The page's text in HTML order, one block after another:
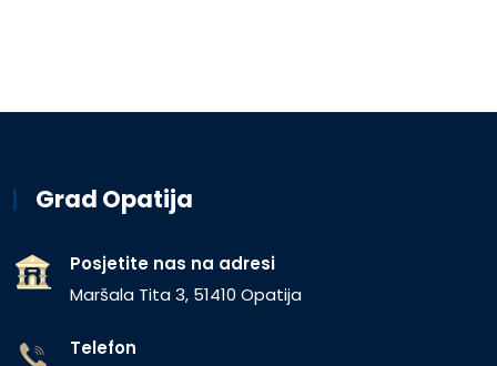
Grad Opatija
Posjetite nas na adresi
Maršala Tita 3, 51410 Opatija
Telefon